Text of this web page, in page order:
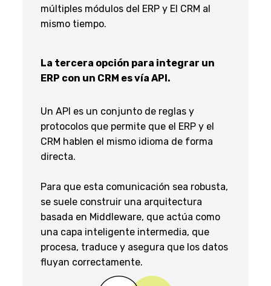
múltiples módulos del ERP y El CRM al
mismo tiempo.
La tercera opción para integrar un
ERP con un CRM es vía API.
Un API es un conjunto de reglas y
protocolos que permite que el ERP y el
CRM hablen el mismo idioma de forma
directa.
Para que esta comunicación sea robusta,
se suele construir una arquitectura
basada en Middleware, que actúa como
una capa inteligente intermedia, que
procesa, traduce y asegura que los datos
fluyan correctamente.